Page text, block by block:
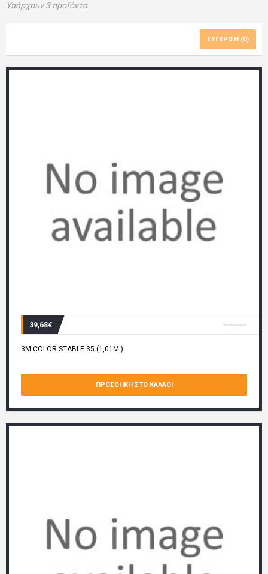
Υπάρχουν 3 προϊόντα.
ΣΎΓΚΡΙΣΗ (0)
39,68€
3M COLOR STABLE 35 (1,01M )
ΠΡΟΣΘΉΚΗ ΣΤΟ ΚΑΛΆΘΙ